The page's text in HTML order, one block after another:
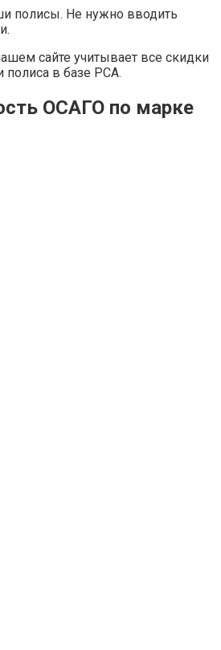
полисы. Не нужно вводить
сайте учитывает все скидки
полиса в базе РСА.
ОСАГО по марке